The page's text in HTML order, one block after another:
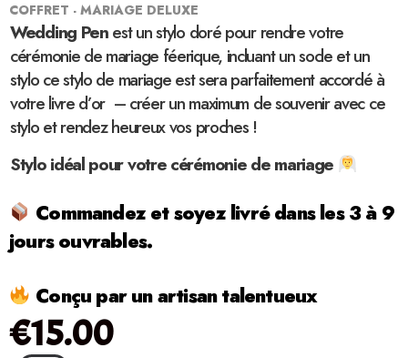
COFFRET - MARIAGE DELUXE
Wedding Penest un stylo doré pour rendre votre
cérémonie de mariage féerique, incluant un socle et un
stylo ce stylo de mariage est sera parfaitement accordé à
votre livre d’or – créer un maximum de souvenir avec ce
stylo et rendez heureux vos proches !
Stylo idéal pour votre cérémonie de mariage
Commandez et soyez livré dans les 3 à 9
jours ouvrables.
Conçu par un artisan talentueux
€15.00